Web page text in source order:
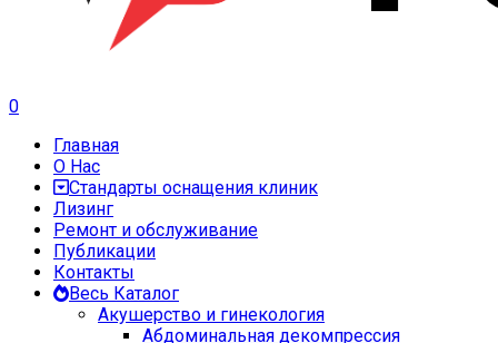
0
Главная
О Нас
Стандарты оснащения клиник
Лизинг
Ремонт и обслуживание
Публикации
Контакты
Весь Каталог
Акушерство и гинекология
Абдоминальная декомпрессия